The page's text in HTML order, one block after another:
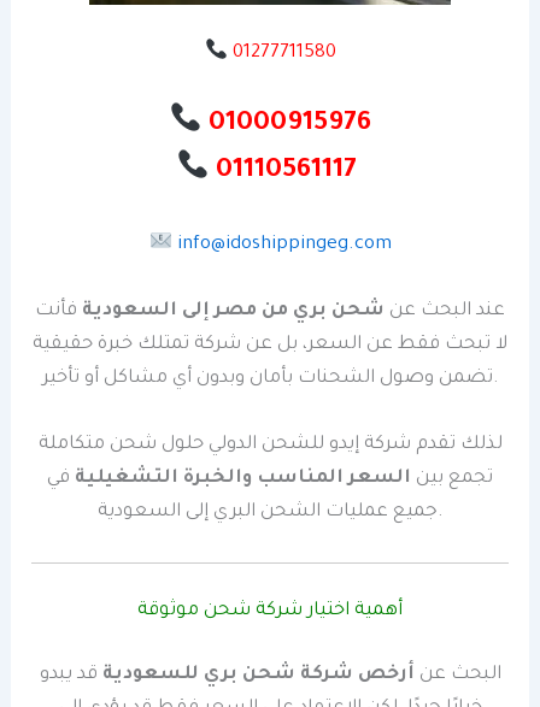
01277711580
01000915976
01110561117
info@idoshippingeg.com
عند البحث عن شحن بري من مصر إلى السعودية فأنت
لا تبحث فقط عن السعر، بل عن شركة تمتلك خبرة حقيقية
تضمن وصول الشحنات بأمان وبدون أي مشاكل أو تأخير.
لذلك تقدم شركة إيدو للشحن الدولي حلول شحن متكاملة
تجمع بين السعر المناسب والخبرة التشغيلية في
جميع عمليات الشحن البري إلى السعودية.
أهمية اختيار شركة شحن موثوقة
البحث عن أرخص شركة شحن بري للسعودية قد يبدو